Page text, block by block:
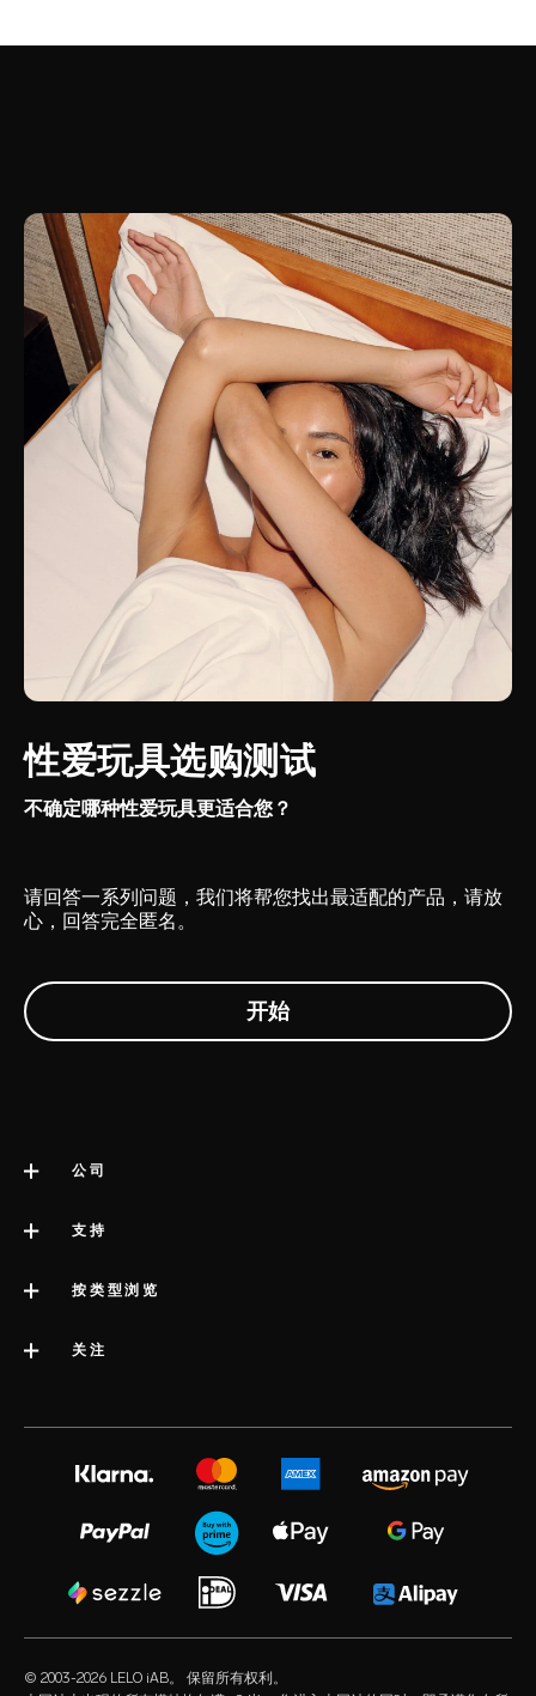
性爱玩具选购测试
不确定哪种性爱玩具更适合您？
请回答一系列问题，我们将帮您找出最适配的产品，请放
心，回答完全匿名。
公司
关于LELO
行业大奖
隐私政策
cookie政策
支持
联系支持
satisfaction guarantee
一般常见问题解答
配送常见问题解答
产品常见问题解答
environmental labels
按类型浏览
类别
男性性玩具
情侣性玩具
豪华性玩具
关注
facebook
audio erotica
© 2003-2026 LELO iAB。 保留所有权利。